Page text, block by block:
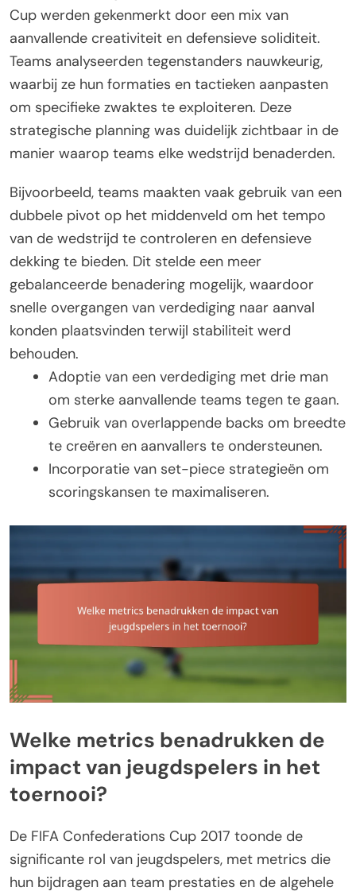
Cup werden gekenmerkt door een mix van
aanvallende creativiteit en defensieve soliditeit.
Teams analyseerden tegenstanders nauwkeurig,
waarbij ze hun formaties en tactieken aanpasten
om specifieke zwaktes te exploiteren. Deze
strategische planning was duidelijk zichtbaar in de
manier waarop teams elke wedstrijd benaderden.
Bijvoorbeeld, teams maakten vaak gebruik van een
dubbele pivot op het middenveld om het tempo
van de wedstrijd te controleren en defensieve
dekking te bieden. Dit stelde een meer
gebalanceerde benadering mogelijk, waardoor
snelle overgangen van verdediging naar aanval
konden plaatsvinden terwijl stabiliteit werd
behouden.
Adoptie van een verdediging met drie man
om sterke aanvallende teams tegen te gaan.
Gebruik van overlappende backs om breedte
te creëren en aanvallers te ondersteunen.
Incorporatie van set-piece strategieën om
scoringskansen te maximaliseren.
Welke metrics benadrukken de
impact van jeugdspelers in het
toernooi?
De FIFA Confederations Cup 2017 toonde de
significante rol van jeugdspelers, met metrics die
hun bijdragen aan team prestaties en de algehele